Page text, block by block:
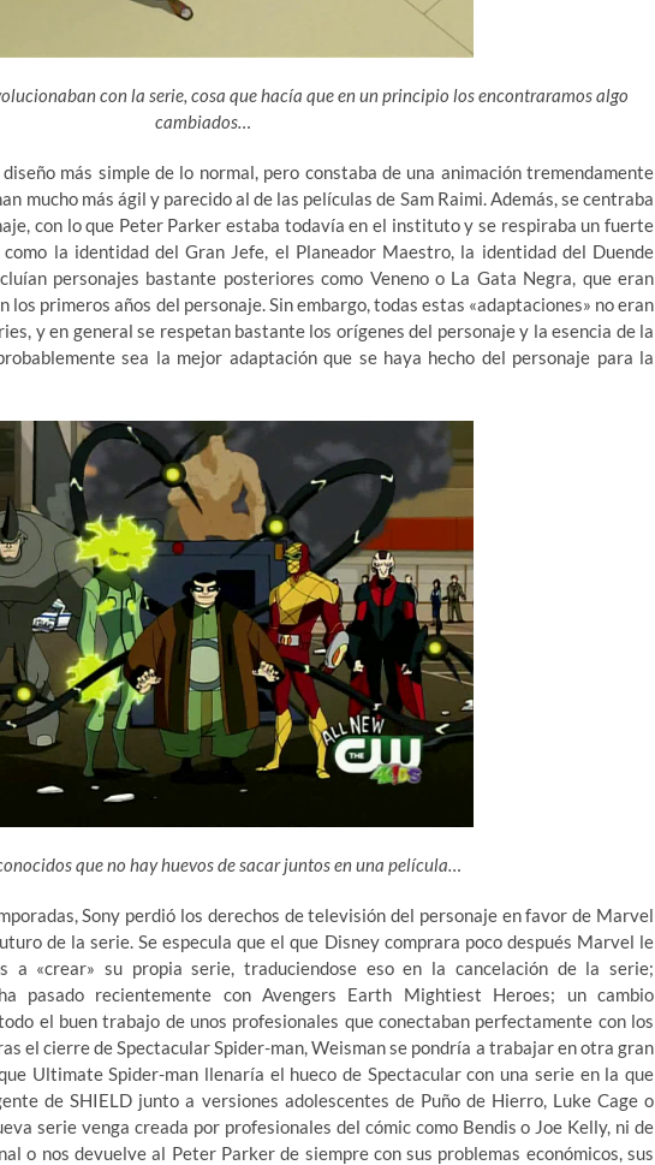
con la serie, cosa que hacía que en un principio los encontraramos algo
cambiados…
más simple de lo normal, pero constaba de una animación tremendamente
mucho más ágil y parecido al de las películas de Sam Raimi. Además, se centraba
con lo que Peter Parker estaba todavía en el instituto y se respiraba un fuerte
la identidad del Gran Jefe, el Planeador Maestro, la identidad del Duende
personajes bastante posteriores como Veneno o La Gata Negra, que eran
los primeros años del personaje. Sin embargo, todas estas «adaptaciones» no eran
y en general se respetan bastante los orígenes del personaje y la esencia de la
sea la mejor adaptación que se haya hecho del personaje para la
que no hay huevos de sacar juntos en una película…
Sony perdió los derechos de televisión del personaje en favor de Marvel
de la serie. Se especula que el que Disney comprara poco después Marvel le
a «crear» su propia serie, traduciendose eso en la cancelación de la serie;
pasado recientemente con Avengers Earth Mightiest Heroes; un cambio
el buen trabajo de unos profesionales que conectaban perfectamente con los
el cierre de Spectacular Spider-man, Weisman se pondría a trabajar en otra gran
Ultimate Spider-man llenaría el hueco de Spectacular con una serie en la que
de SHIELD junto a versiones adolescentes de Puño de Hierro, Luke Cage o
serie venga creada por profesionales del cómic como Bendis o Joe Kelly, ni de
o nos devuelve al Peter Parker de siempre con sus problemas económicos, sus